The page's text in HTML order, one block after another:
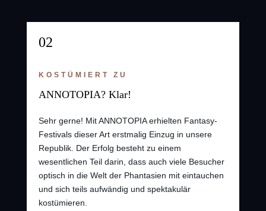
02
KOSTÜMIERT ZU
ANNOTOPIA? Klar!
Sehr gerne! Mit ANNOTOPIA erhielten Fantasy-
Festivals dieser Art erstmalig Einzug in unsere
Republik. Der Erfolg besteht zu einem
wesentlichen Teil darin, dass auch viele Besucher
optisch in die Welt der Phantasien mit eintauchen
und sich teils aufwändig und spektakulär
kostümieren.